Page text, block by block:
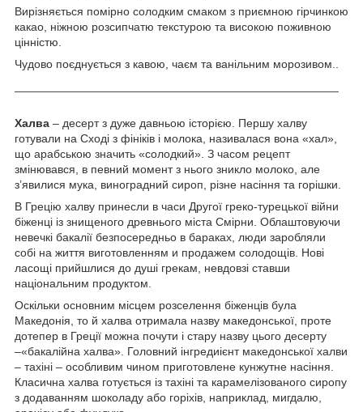
Вирізняється помірно солодким смаком з приємною гірчинкою
какао, ніжною розсипчатю текстурою та високою поживною
цінністю.
Чудово поєднується з кавою, чаєм та ванільним морозивом..
Халва – десерт з дуже давньою історією. Першу халву
готували на Сході з фініків і молока, називалася вона «хал»,
що арабською значить «солодкий». З часом рецепт
змінювався, в певний момент з нього зникло молоко, але
з’явилися мука, виноградний сироп, різне насіння та горішки.
В Грецію халву принесли в часи Другої греко-турецької війни
біженці із знищеного древнього міста Смірни. Облаштовуючи
невечкі бакалії безпосередньо в бараках, люди заробляли
собі на життя виготовленням и продажем солодощів. Нові
ласощі прийшлися до душі грекам, невдовзі ставши
національним продуктом.
Оскільки основним місцем розселення біженців була
Македонія, то й халва отримала назву македонської, проте
дотепер в Греції можна почути і стару назву цього десерту
–«бакалійна халва». Головний інгредиієнт македонської халви
– тахіні – особливим чином приготовлене кунжутне насіння.
Класична халва готується із тахіні та карамелізованого сиропу
з додаванням шоколаду або горіхів, наприклад, мигдалю,